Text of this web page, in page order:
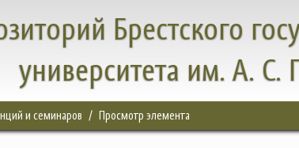
Брестского
университета им. А. С.
и семинаров Просмотр элемента